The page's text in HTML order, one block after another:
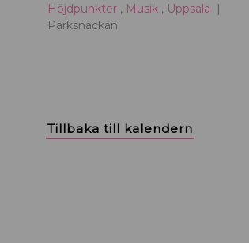
Höjdpunkter , Musik , Uppsala
Parksnäckan
Tillbaka till kalendern